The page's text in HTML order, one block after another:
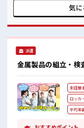
う≫ 新しい
働く環境が
らけの派遣のお仕事です！ ■
ば髪色・髪
気
派遣
金属製品の組立・検
未経験
ロッカ
平均年